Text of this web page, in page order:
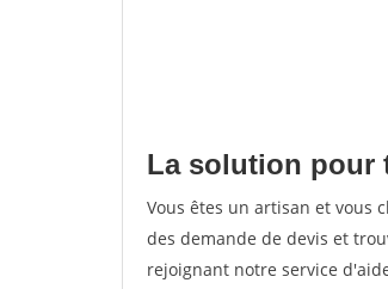
La solution pour
Vous êtes un artisan et vous
des demande de devis et
rejoignant notre service